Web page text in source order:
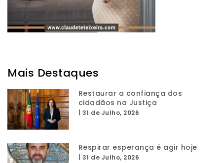
Mais Destaques
Restaurar a confiança dos
cidadãos na Justiça
31 de Julho, 2026
Respirar esperança é agir hoje
31 de Julho, 2026